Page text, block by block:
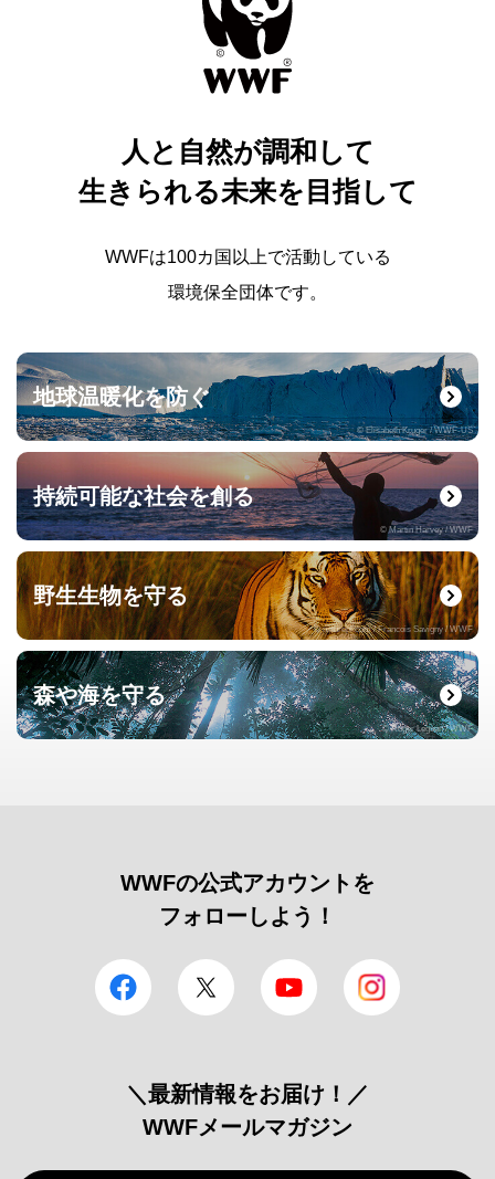
人と自然が調和して
生きられる未来を目指して
WWFは100カ国以上で活動している
環境保全団体です。
地球温暖化を防ぐ
© Elisabeth Kruger / WWF-US
持続可能な社会を創る
© Martin Harvey / WWF
野生生物を守る
© naturepl.com / Francois Savigny / WWF
森や海を守る
© Roger Leguen / WWF
WWFの公式アカウントを
フォローしよう！
facebook Twitter YouTube
＼最新情報をお届け！／
WWFメールマガジン